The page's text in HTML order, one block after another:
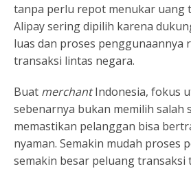
tanpa perlu repot menukar uang
Alipay sering dipilih karena
luas dan proses penggunaannya
transaksi lintas negara.
Buat merchantIndonesia, fokus
sebenarnya bukan memilih salah
memastikan pelanggan bisa
nyaman. Semakin mudah proses
semakin besar peluang transaksi